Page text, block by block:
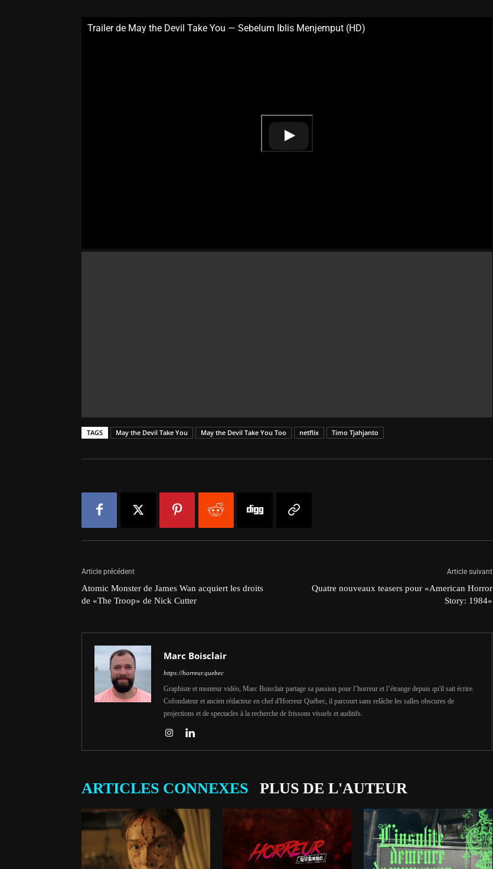
Trailer de May the Devil Take You — Sebelum Iblis Menjemput (HD)
TAGS May the Devil Take You May the Devil Take You Too netflix Timo Tjahjanto
Article précédent
Atomic Monster de James Wan acquiert les droits
de «The Troop» de Nick Cutter
Article suivant
Quatre nouveaux teasers pour «American Horror
Story: 1984»
Marc Boisclair
https://horreur.quebec
Graphiste et monteur vidéo, Marc Boisclair partage sa passion pour l’horreur et l’étrange depuis qu'il sait écrire.
Cofondateur et ancien rédacteur en chef d'Horreur Québec, il parcourt sans relâche les salles obscures de
projections et de spectacles à la recherche de frissons visuels et auditifs.
ARTICLES CONNEXES PLUS DE L'AUTEUR